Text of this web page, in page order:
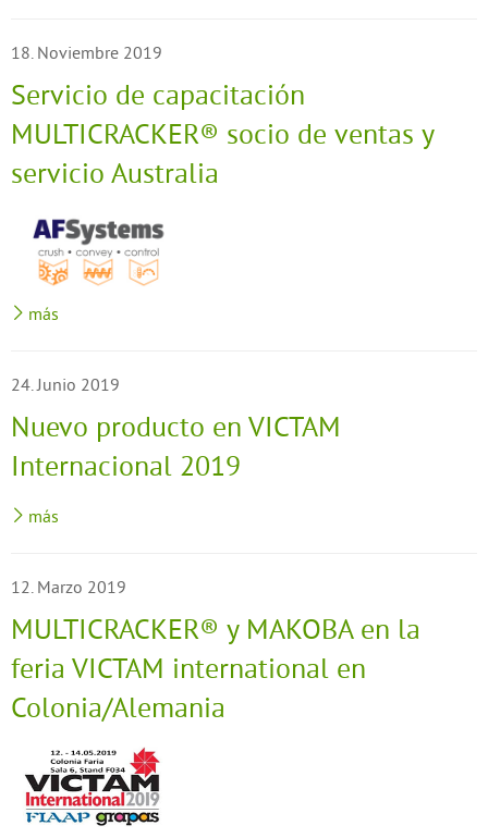
18. Noviembre 2019
Servicio de capacitación
MULTICRACKER® socio de ventas y
servicio Australia
más
24. Junio 2019
Nuevo producto en VICTAM
Internacional 2019
más
12. Marzo 2019
MULTICRACKER® y MAKOBA en la
feria VICTAM international en
Colonia/Alemania